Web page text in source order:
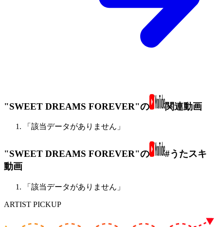
"SWEET DREAMS FOREVER"の 関連動画
「該当データがありません」
"SWEET DREAMS FOREVER"の
#うたスキ
動画
「該当データがありません」
ARTIST PICKUP